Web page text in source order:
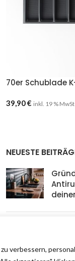
verbessern,
70er Schublade
39,90€ inkl. 19 % MwSt
NEUESTE